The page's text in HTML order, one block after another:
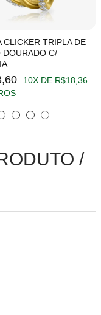
CLICKER TRIPLA DE
DOURADO C/
10X DE R$18,36
/